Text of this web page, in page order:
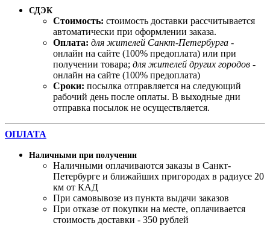
СДЭК
Стоимость: стоимость доставки рассчитывается
автоматически при оформлении заказа.
Оплата: для жителей Санкт-Петербурга -
онлайн на сайте (100% предоплата) или при
получении товара; для жителей других городов -
онлайн на сайте (100% предоплата)
Сроки: посылка отправляется на следующий
рабочий день после оплаты. В выходные дни
отправка посылок не осуществляется.
ОПЛАТА
Наличными при получении
Наличными оплачиваются заказы в Санкт-
Петербурге и ближайших пригородах в радиусе 20
км от КАД
При самовывозе из пункта выдачи заказов
При отказе от покупки на месте, оплачивается
стоимость доставки - 350 рублей